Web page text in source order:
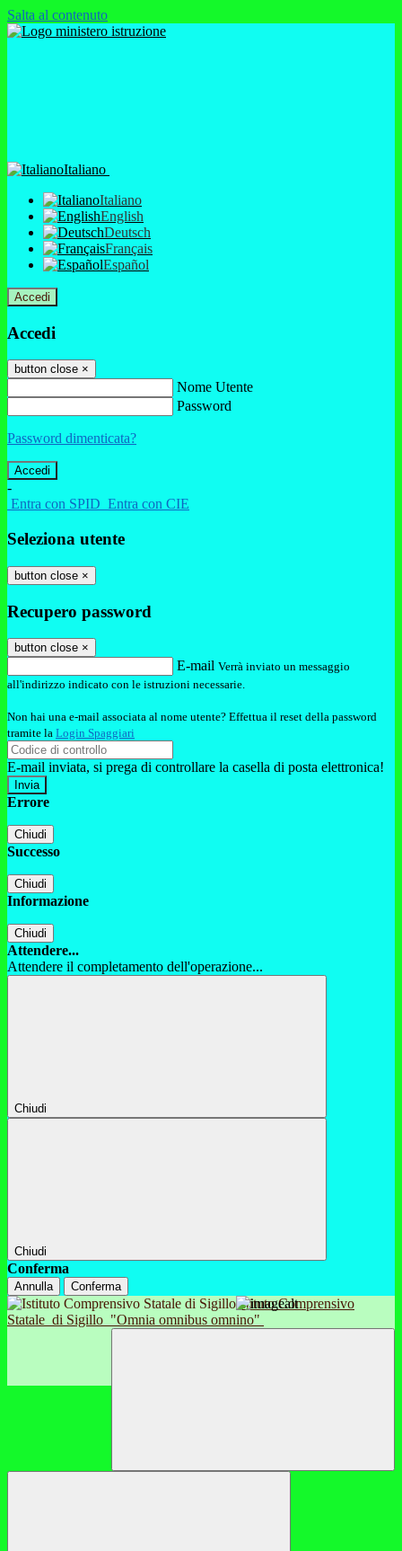
Salta al contenuto
Italiano
Italiano
English
Deutsch
Français
Español
Accedi
Accedi
button close ×
Nome Utente
Password
Password dimenticata?
-
Entra con SPID Entra con CIE
Seleziona utente
button close ×
Recupero password
button close ×
E-mail Verrà inviato un messaggio
all'indirizzo indicato con le istruzioni necessarie.
Non hai una e-mail associata al nome utente? Effettua il reset della password
tramite la Login Spaggiari
E-mail inviata, si prega di controllare la casella di posta elettronica!
Errore
Chiudi
Successo
Chiudi
Informazione
Chiudi
Attendere...
Attendere il completamento dell'operazione...
Chiudi
Chiudi
Conferma
Annulla Conferma
Istituto Comprensivo
Statale di Sigillo "Omnia omnibus omnino"